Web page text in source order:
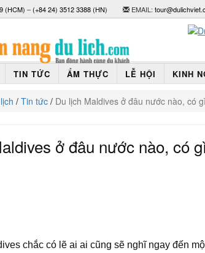
(HCM) –(+84 24) 3512 3388 (HN) EMAIL:
TIN TỨC ẨM THỰC LỄ HỘI KINH
/ Tin tức / Du lịch Maldives ở đâu nước nào, có
ở đâu nước nào, có
chắc có lẽ ai ai cũng sẽ nghĩ ngay đến